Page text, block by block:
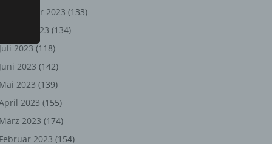
September 2023 (133)
August 2023 (134)
Juli 2023 (118)
Juni 2023 (142)
Mai 2023 (139)
2023 (155)
März 2023 (174)
Februar 2023 (154)